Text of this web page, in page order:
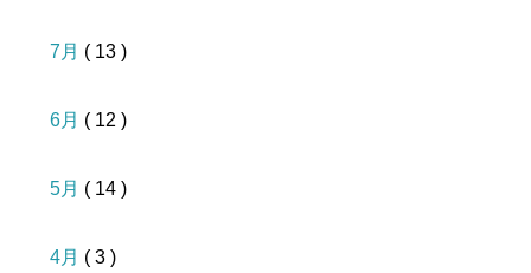
7月 ( 13 )
6月 ( 12 )
5月 ( 14 )
4月 ( 3 )